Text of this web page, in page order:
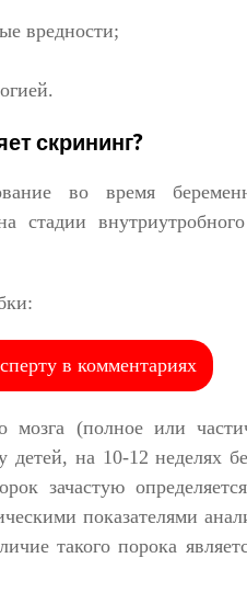
вредности;
скрининг?
во время
стадии
в комментариях
мозга (полное или
детей, на 10-12 неделях
зачастую
показателями
такого порока